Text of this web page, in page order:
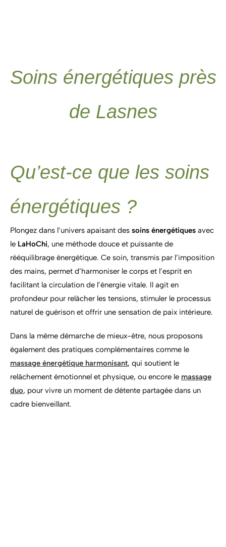
Soins énergétiques près
de Lasnes
Qu’est-ce que les soins
énergétiques ?
Plongez dans l’univers apaisant des soins énergétiques avec
le LaHoChi, une méthode douce et puissante de
rééquilibrage énergétique. Ce soin, transmis par l’imposition
des mains, permet d’harmoniser le corps et l’esprit en
facilitant la circulation de l’énergie vitale. Il agit en
profondeur pour relâcher les tensions, stimuler le processus
naturel de guérison et offrir une sensation de paix intérieure.
Dans la même démarche de mieux-être, nous proposons
également des pratiques complémentaires comme le
massage énergétique harmonisant, qui soutient le
relâchement émotionnel et physique, ou encore le massage
duo, pour vivre un moment de détente partagée dans un
cadre bienveillant.